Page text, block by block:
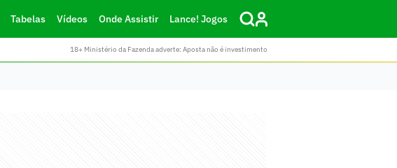
Tabelas Vídeos Onde Assistir Lance! Jogos
18+ Ministério da Fazenda adverte: Aposta não é investimento